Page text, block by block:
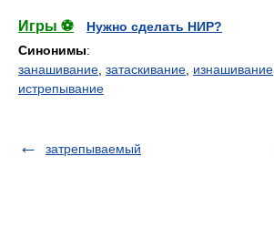
Игры ⚽
Нужно сделать НИР?
Синонимы:
занашивание затаскивание изнашивание
истрепывание
затрепываемый